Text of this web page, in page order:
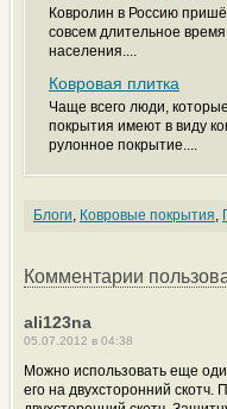
Ковролин в Россию
совсем длительное
населения....
Ковровая плитка
Чаще всего люди,
покрытия имеют в виду
рулонное покрытие....
Блоги, Ковровые покрытия,
Комментарии
ali123na
05.07.2012 в 04:38
Можно использовать еще
его на двухсторонний